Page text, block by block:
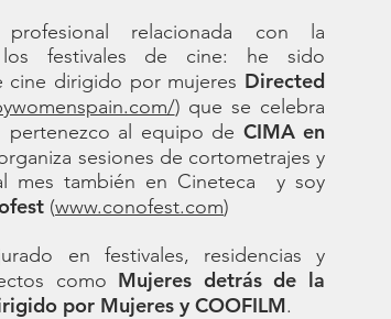
relacionada con la
los festivales de cine: he sido
cine dirigido por mujeres Directed
) que se celebra
al equipo de CIMA en
sesiones de cortometrajes y
mes también en Cineteca y soy
(www.conofest.com)
en festivales, residencias y
como Mujeres detrás de la
por Mujeres y COOFILM.